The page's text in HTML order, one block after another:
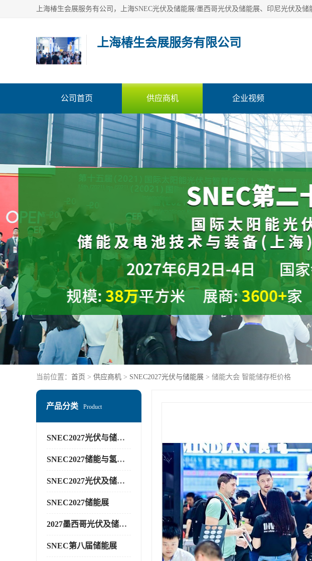
上海椿生会展服务有限公司
公司首页 供应商机 企业视频
当前位置： 首页 > 供应商机 > SNEC2027光伏与储能展 > 储能大会 智能储存柜价格
产品分类 Product
SNEC2027光伏与储能展
SNEC2027储能与氢能展
SNEC2027光伏及储能展
SNEC2027储能展
2027墨西哥光伏及储能展
SNEC第八届储能展